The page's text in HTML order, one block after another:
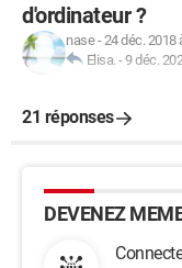
d'ordinateur ?
nase-24 déc. 2018
Elisa. -9 déc.
21 réponses
DEVENEZ